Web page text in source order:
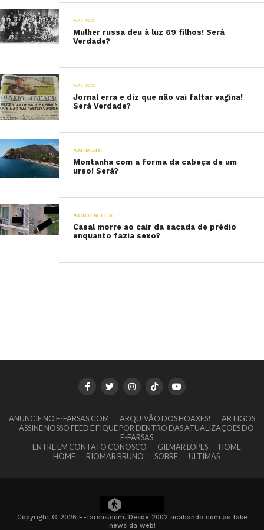
FALSO
Mulher russa deu à luz 69 filhos! Será
Verdade?
FALSO
Jornal erra e diz que não vai faltar vagina!
Será Verdade?
ANIMAIS
Montanha com a forma da cabeça de um
urso! Será?
ACIDENTES
Casal morre ao cair da sacada de prédio
enquanto fazia sexo?
ANUNCIE NO E-FARSAS.COM ARQUIVÃO DOS HOAXES!
ARTIGOS
ASSINE NOSSO FEED E FIQUE POR DENTRO DAS ATUALIZAÇÕES DO
E-FARSAS
ENTRE EM CONTATO CONOSCO
GILMAR LOPES
HOME
HOME
RIOMAR BRUNO SOBRE ULTIMAS
Copyright © 2026 E-farsas.com. Desde 2002 acabando com as fake
news da web!